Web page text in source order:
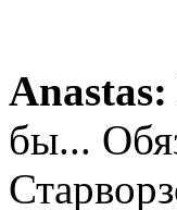
Anastas:
бы...